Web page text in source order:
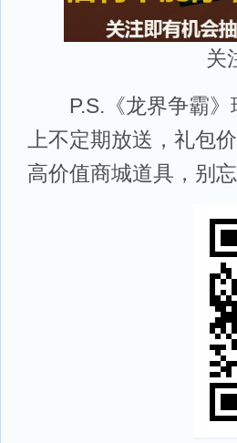
关
P.S.《龙界争霸》
上不定期放送，礼包
高价值商城道具，别忘